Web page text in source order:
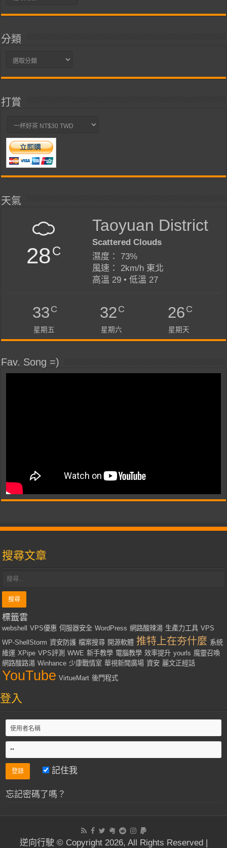
分類
分
打賞
天氣
28C
Taoyuan District
Scattered Clouds
濕度： 73%
風速： 2km/h 東北
高溫 29 • 低溫 27
33C
星期五
32C
星期六
26C
星期天
Fav. Song =)
搜尋文章
標籤雲
webshell VPS優惠 伺服器安全 WordPress 網路酸辣湯 生產力工具 VPS
WP-ShellStorm 資安防護 檔案搜尋 開源軟體 推特上在夯什麼 系統
維運 XPipe VPS評測 WWE 新手教學 電腦教學 效率提升 yourls 魔靈召喚
網路酸路湯 Winhance 少康戰情室 華視新聞廣場 資安 麗文正經話
YouTube VirtueMart 後門程式
登入
記住我
忘記密碼了嗎？
逆向行駛 © Copyright 2026, All Rights Reserved |